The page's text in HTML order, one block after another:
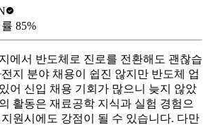
률 85%
에서 반도체로 진로를 전환해도 괜찮습
지 분야 채용이 쉽진 않지만 반도체 업
어 신입 채용 기회가 많으니 늦지 않았
활동은 재료공학 지식과 실험 경험으
원시에도 강점이 될 수 있습니다. 다만